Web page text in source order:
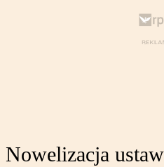
Nowelizacja